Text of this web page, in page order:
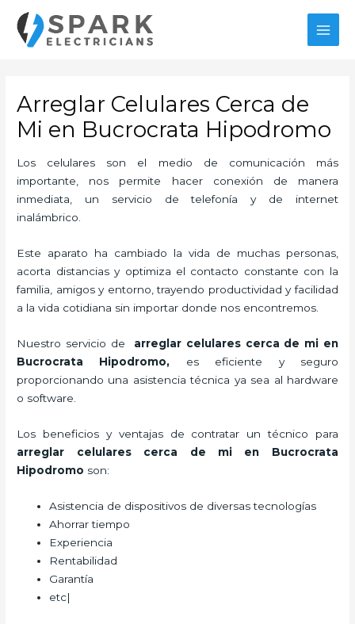
contenido
Arreglar Celulares Cerca de
Mi en Bucrocrata Hipodromo
Los celulares son el medio de comunicación más
importante, nos permite hacer conexión de manera
inmediata, un servicio de telefonía y de internet
inalámbrico.
Este aparato ha cambiado la vida de muchas personas,
acorta distancias y optimiza el contacto constante con la
familia, amigos y entorno, trayendo productividad y facilidad
a la vida cotidiana sin importar donde nos encontremos.
Nuestro servicio de arreglar celulares cerca de mi en
Bucrocrata Hipodromo, es eficiente y seguro
proporcionando una asistencia técnica ya sea al hardware
o software.
Los beneficios y ventajas de contratar un técnico para
arreglar celulares cerca de mi en Bucrocrata
Hipodromo son:
Asistencia de dispositivos de diversas tecnologías
Ahorrar tiempo
Experiencia
Rentabilidad
Garantía
etc|